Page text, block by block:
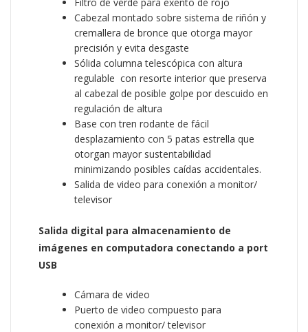
Cabezal montado sobre sistema de riñón y
cremallera de bronce que otorga mayor
precisión y evita desgaste
Sólida columna telescópica con altura
regulable con resorte interior que preserva
al cabezal de posible golpe por descuido en
regulación de altura
Base con tren rodante de fácil
desplazamiento con 5 patas estrella que
otorgan mayor sustentabilidad
minimizando posibles caídas accidentales.
Salida de video para conexión a monitor/
televisor
Salida digital para almacenamiento de
imágenes en computadora conectando a port
USB
Cámara de video
Puerto de video compuesto para
conexión a monitor/ televisor